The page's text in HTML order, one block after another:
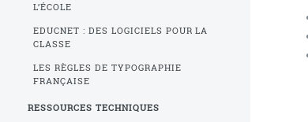
L’ÉCOLE
EDUCNET : DES LOGICIELS POUR LA
CLASSE
LES RÈGLES DE TYPOGRAPHIE
FRANÇAISE
RESSOURCES TECHNIQUES